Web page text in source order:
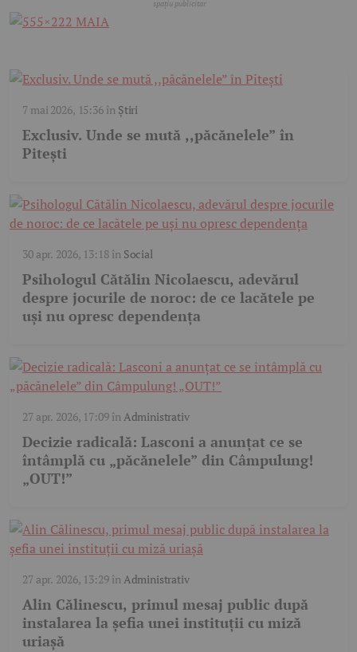
7 mai 2026, 15:36în Știri
Exclusiv. Unde se mută ,,păcănelele” în
Pitești
30 apr. 2026, 13:18în Social
Psihologul Cătălin Nicolaescu, adevărul
despre jocurile de noroc: de ce lacătele pe
uși nu opresc dependența
27 apr. 2026, 17:09înAdministrativ
Decizie radicală: Lasconi a anunțat ce se
întâmplă cu „păcănelele” din Câmpulung!
„OUT!”
27 apr. 2026, 13:29înAdministrativ
Alin Călinescu, primul mesaj public după
instalarea la șefia unei instituții cu miză
uriașă